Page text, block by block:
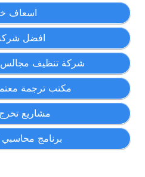
اسعاف
افضل
شركة تنظيف مجالس
مكتب ترجمة
مشاريع
برنامج محاسبي